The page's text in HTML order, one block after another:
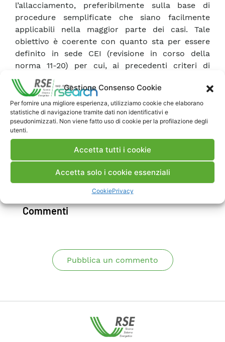
Gestione Consenso Cookie
Per fornire una migliore esperienza, utilizziamo cookie che elaborano
statistiche di navigazione tramite dati non identificativi e
pseudonimizzati. Non viene fatto uso di cookie per la profilazione degli
utenti.
Accetta tutti i cookie
Accetta solo i cookie essenziali
CookiePrivacy
l’allacciamento, preferibilmente sulla base di
procedure semplificate che siano facilmente
applicabili nella maggior parte dei casi. Tale
obiettivo è coerente con quanto sta per essere
definito in sede CEI (revisione in corso della
norma 11-20) per cui, ai precedenti criteri di
collegabilità che definivano un’unica taglia
massima di generazione collegabile, valida per
tutte le reti ad uno stesso livello di tensione, sarà
sostituita una verifica di compatibilità per i
diversi aspetti tecnici relativi alla rete ed al
generatore effettivamente considerati. Link al
documento di riferimento: Link A0-024072.
Scarica Rapporto
Commenti
Pubblica un commento